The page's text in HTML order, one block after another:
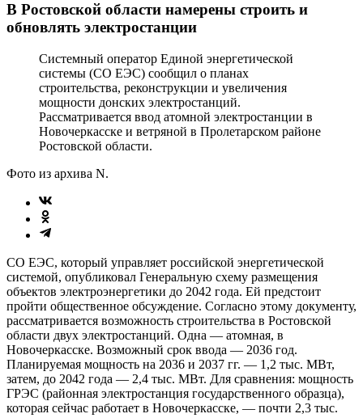
В Ростовской области намерены строить и
обновлять электростанции
Системный оператор Единой энергетической
системы (СО ЕЭС) сообщил о планах
строительства, реконструкции и увеличения
мощности донских электростанций.
Рассматривается ввод атомной электростанции в
Новочеркасске и ветряной в Пролетарском районе
Ростовской области.
Фото из архива N.
СО ЕЭС, который управляет российской энергетической
системой, опубликовал Генеральную схему размещения
объектов электроэнергетики до 2042 года. Ей предстоит
пройти общественное обсуждение. Согласно этому документу,
рассматривается возможность строительства в Ростовской
области двух электростанций. Одна — атомная, в
Новочеркасске. Возможный срок ввода — 2036 год.
Планируемая мощность на 2036 и 2037 гг. — 1,2 тыс. МВт,
затем, до 2042 года — 2,4 тыс. МВт. Для сравнения: мощность
ГРЭС (районная электростанция государственного образца),
которая сейчас работает в Новочеркасске, — почти 2,3 тыс.